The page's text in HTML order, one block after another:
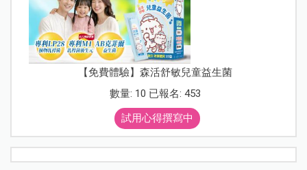
【免費體驗】森活舒敏兒童益生菌
數量: 10 已報名: 453
試用心得撰寫中